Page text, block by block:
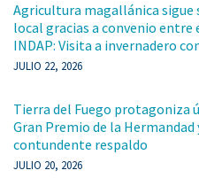
Agricultura magallánica
local gracias a convenio entre
INDAP: Visita a invernadero
JULIO 22, 2026
Tierra del Fuego protagoniza
Gran Premio de la
contundente respaldo
JULIO 20, 2026